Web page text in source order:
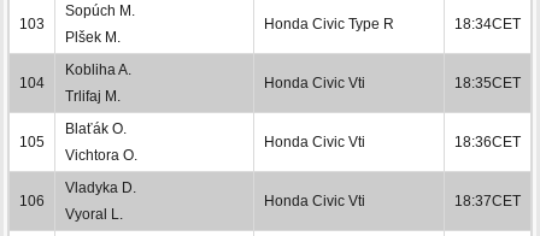
103
Sopúch M.
Plšek M.
Honda Civic Type R 18:34CET
104
Kobliha A.
Trlifaj M.
Honda Civic Vti 18:35CET
105
Blaťák O.
Vichtora O.
Honda Civic Vti 18:36CET
106
Vladyka D.
Vyoral L.
Honda Civic Vti 18:37CET